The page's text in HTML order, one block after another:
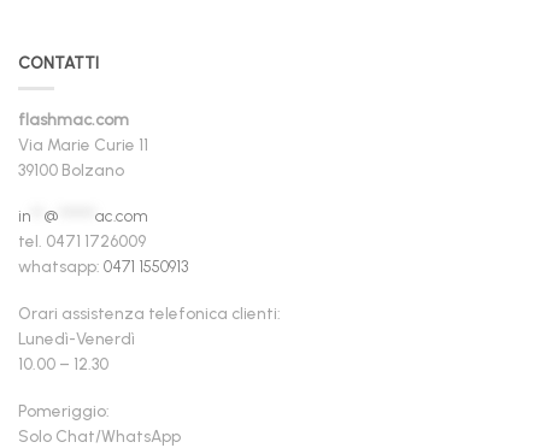
CONTATTI
flashmac.com
Via Marie Curie 11
39100 Bolzano
in @
ac.com
tel. 0471 1726009
whatsapp: 0471 1550913
Orari assistenza telefonica clienti:
Lunedì-Venerdì
10.00 – 12.30
Pomeriggio:
Solo Chat/WhatsApp